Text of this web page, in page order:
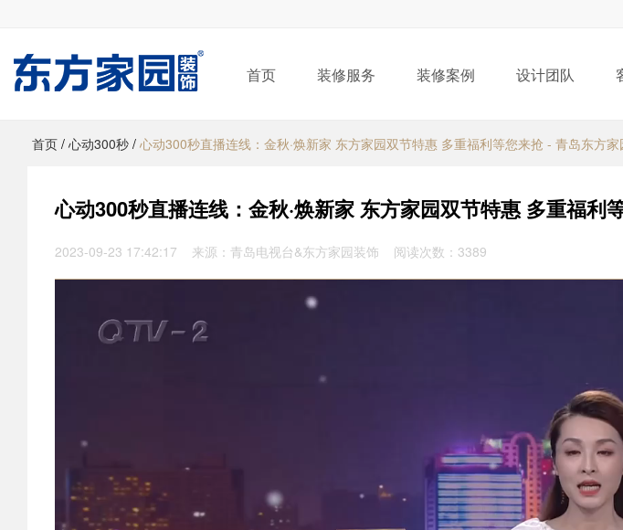
首页 装修服务 装修案例 设计团队
首页 / 心动300秒 / 心动300秒直播连线：金秋·焕新家 东方家园双节特惠 多重福利等您来抢 - 青岛东方家
心动300秒直播连线：金秋·焕新家 东方家园双节特惠 多重福利
2023-09-23 17:42:17 来源：青岛电视台&东方家园装饰 阅读次数：3389